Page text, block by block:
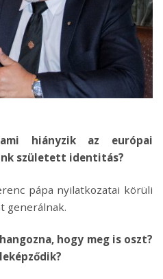
hiányzik az európai
született identitás?
pápa nyilatkozatai körüli
generálnak.
hogy meg is oszt?